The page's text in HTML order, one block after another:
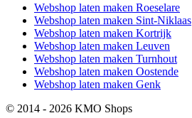
Webshop laten maken Roeselare
Webshop laten maken Sint-Niklaas
Webshop laten maken Kortrijk
Webshop laten maken Leuven
Webshop laten maken Turnhout
Webshop laten maken Oostende
Webshop laten maken Genk
© 2014 - 2026 KMO Shops